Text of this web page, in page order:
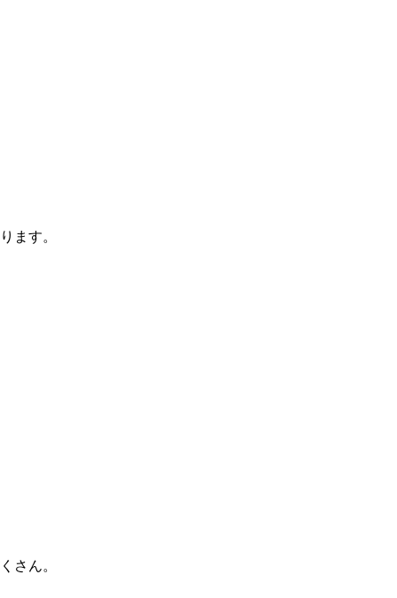
ます。
さん。